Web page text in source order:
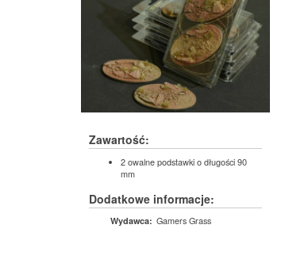
Zawartość:
2 owalne podstawki o długości 90
mm
Dodatkowe informacje:
Wydawca: Gamers Grass